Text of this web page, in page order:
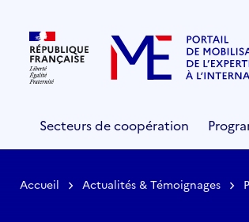
Secteurs de coopération
Accueil Actualités & Témoignages